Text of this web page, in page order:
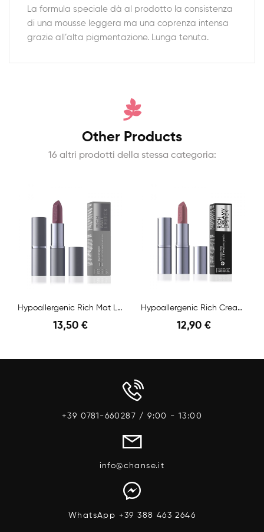
La formula speciale dà al prodotto la consistenza
di una mousse leggera ma una coprenza intensa
grazie all’alta pigmentazione. Lunga tenuta.
Other Products
16 altri prodotti della stessa categoria:
Hypoallergenic Rich Mat Lipstick N.02 Famous...
13,50 €
Hypoallergenic Rich Creamy LipStick N.01 4,5 Gr
12,90 €
+39 0781-660287 / 9:00 - 13:00
info@chanse.it
WhatsApp +39 388 463 2646